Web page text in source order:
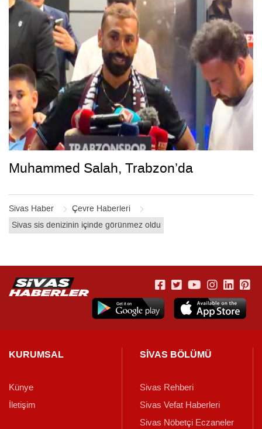
Sivas Haber
Çevre Haberleri
Sivas sis denizinin içinde görünmez oldu
Muhammed Salah, Trabzon’da
KURUMSAL
Künye
İletişim
SİVAS BÖLÜMÜ
Sivas Rehberi
Sivas Vefat Haberleri
Sivas Nöbetçi Eczaneler